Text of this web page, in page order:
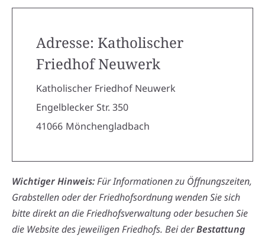
Adresse: Katholischer
Friedhof Neuwerk
Katholischer Friedhof Neuwerk
Engelblecker Str. 350
41066 Mönchengladbach
Wichtiger Hinweis:Für Informationen zu Öffnungszeiten,
Grabstellen oder der Friedhofsordnung wenden Sie sich
bitte direkt an die Friedhofsverwaltung oder besuchen Sie
die Website des jeweiligen Friedhofs. Bei derBestattung